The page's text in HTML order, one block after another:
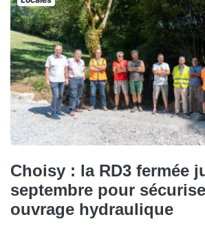
Choisy : la RD3 fermée
septembre pour
ouvrage hydraulique